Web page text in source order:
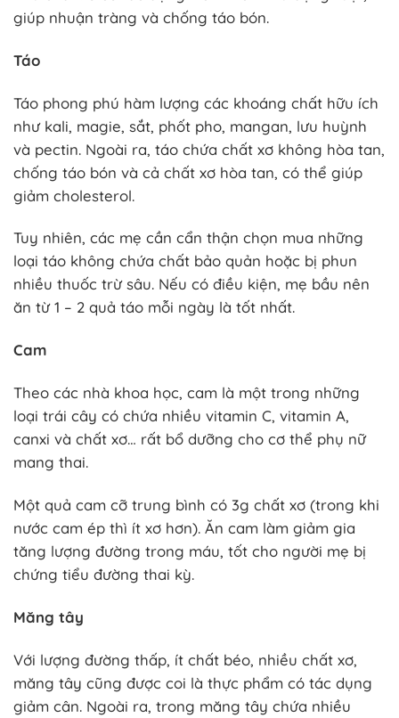
giúp nhuận tràng và chống táo bón.
Táo
Táo phong phú hàm lượng các khoáng chất hữu ích
như kali, magie, sắt, phốt pho, mangan, lưu huỳnh
và pectin. Ngoài ra, táo chứa chất xơ không hòa tan,
chống táo bón và cả chất xơ hòa tan, có thể giúp
giảm cholesterol.
Tuy nhiên, các mẹ cần cẩn thận chọn mua những
loại táo không chứa chất bảo quản hoặc bị phun
nhiều thuốc trừ sâu. Nếu có điều kiện, mẹ bầu nên
ăn từ 1 – 2 quả táo mỗi ngày là tốt nhất.
Cam
Theo các nhà khoa học, cam là một trong những
loại trái cây có chứa nhiều vitamin C, vitamin A,
canxi và chất xơ… rất bổ dưỡng cho cơ thể phụ nữ
mang thai.
Một quả cam cỡ trung bình có 3g chất xơ (trong khi
nước cam ép thì ít xơ hơn). Ăn cam làm giảm gia
tăng lượng đường trong máu, tốt cho người mẹ bị
chứng tiểu đường thai kỳ.
Măng tây
Với lượng đường thấp, ít chất béo, nhiều chất xơ,
măng tây cũng được coi là thực phẩm có tác dụng
giảm cân. Ngoài ra, trong măng tây chứa nhiều